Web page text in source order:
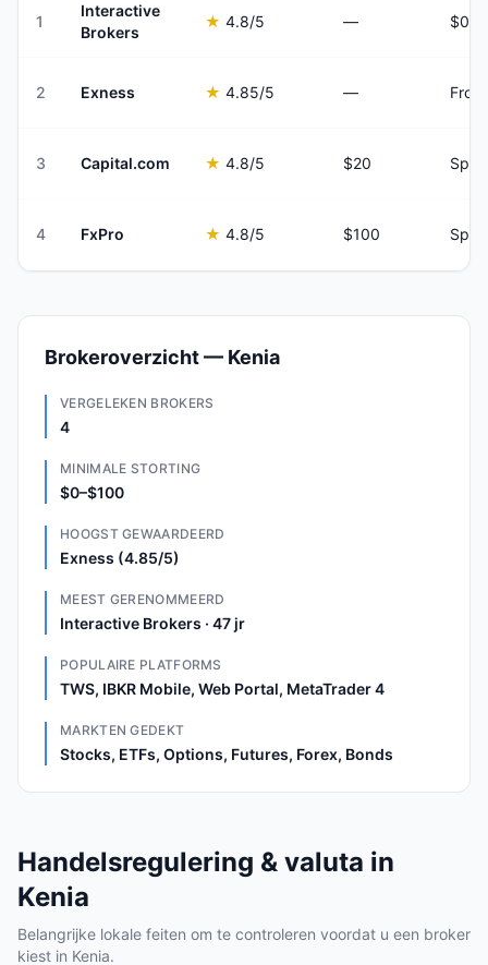
1
Interactive
Brokers
★ 4.8/5 —
2 Exness ★ 4.85/5 —
3 Capital.com ★ 4.8/5 $20
4 FxPro ★ 4.8/5 $100
Brokeroverzicht — Kenia
VERGELEKEN BROKERS
4
MINIMALE STORTING
$0–$100
HOOGST GEWAARDEERD
Exness (4.85/5)
MEEST GERENOMMEERD
Interactive Brokers · 47 jr
POPULAIRE PLATFORMS
TWS, IBKR Mobile, Web Portal, MetaTrader 4
MARKTEN GEDEKT
Stocks, ETFs, Options, Futures, Forex, Bonds
Handelsregulering & valuta in
Kenia
Belangrijke lokale feiten om te controleren voordat u een broker
kiest in Kenia.